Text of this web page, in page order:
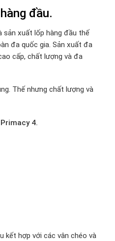
đầu.
sản xuất lốp hàng đầu thế
đa quốc gia. Sản xuất đa
cấp, chất lượng và đa
Thế nhưng chất lượng và
4.
kết hợp với các vân chéo và